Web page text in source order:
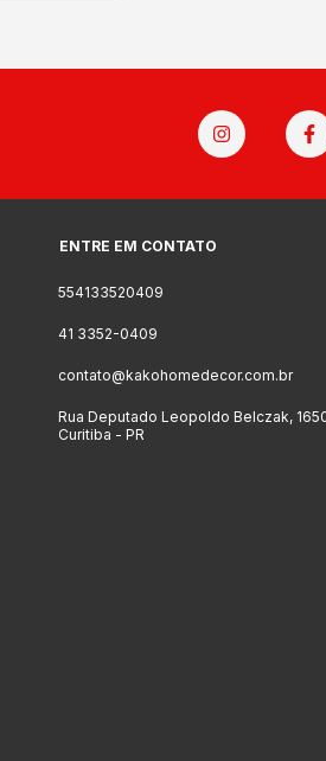
ENTRE EM CONTATO
554133520409
41 3352-0409
contato@kakohomedecor.com.br
Rua Deputado Leopoldo Belczak,
Curitiba - PR